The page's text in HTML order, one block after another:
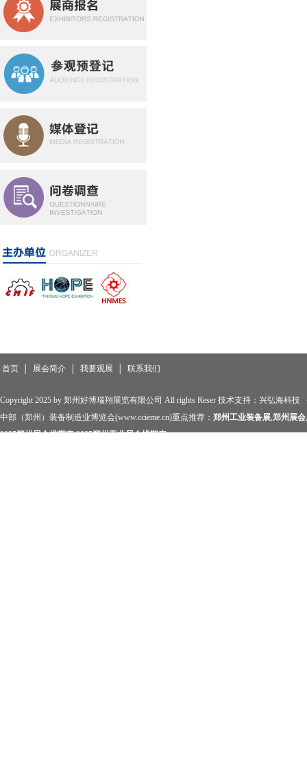
首页 展会简介 我要观展 联系我们
Copyright 2025 by 郑州好博瑞翔展览有限公司 All rights Reser 技术支持： 兴弘海科技
中部（郑州）装备制造业博览会(www.ccieme.cn)重点推荐： 郑州工业装备展,郑州展会,
2025郑州展会排期表,2025郑州工业展会排期表